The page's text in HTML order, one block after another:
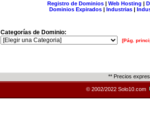
Registro de Dominios| Web Hosting |
Dominios Expirados | Industrias |
Categorías de Dominio:
[Pág.
** Precios
© 2002/2022 Solo10.com